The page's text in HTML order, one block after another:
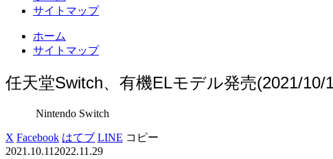
サイトマップ
ホーム
サイトマップ
任天堂Switch、有機ELモデル発売(2021/10/
Nintendo Switch
X Facebook はてブ LINE コピー
2021.10.11 2022.11.29